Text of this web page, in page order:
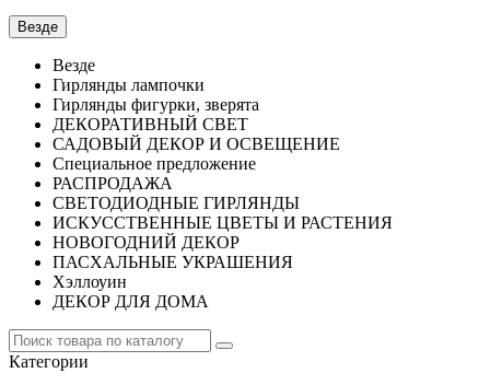
Везде
Везде
Гирлянды лампочки
Гирлянды фигурки, зверята
ДЕКОРАТИВНЫЙ СВЕТ
САДОВЫЙ ДЕКОР И ОСВЕЩЕНИЕ
Специальное предложение
РАСПРОДАЖА
СВЕТОДИОДНЫЕ ГИРЛЯНДЫ
ИСКУССТВЕННЫЕ ЦВЕТЫ И РАСТЕНИЯ
НОВОГОДНИЙ ДЕКОР
ПАСХАЛЬНЫЕ УКРАШЕНИЯ
Хэллоуин
ДЕКОР ДЛЯ ДОМА
Категории